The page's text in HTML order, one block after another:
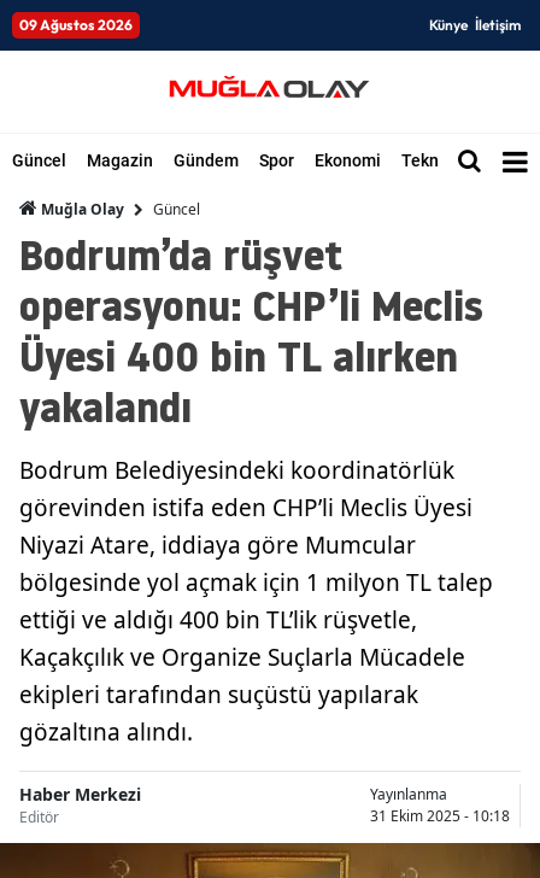
09 Ağustos 2026 Künye İletişim
Güncel Magazin Gündem Spor Ekonomi Teknoloji Dünya
Muğla Olay Güncel
Bodrum’da rüşvet
operasyonu: CHP’li Meclis
Üyesi 400 bin TL alırken
yakalandı
Bodrum Belediyesindeki koordinatörlük
görevinden istifa eden CHP’li Meclis Üyesi
Niyazi Atare, iddiaya göre Mumcular
bölgesinde yol açmak için 1 milyon TL talep
ettiği ve aldığı 400 bin TL’lik rüşvetle,
Kaçakçılık ve Organize Suçlarla Mücadele
ekipleri tarafından suçüstü yapılarak
gözaltına alındı.
Haber Merkezi
Editör
Yayınlanma
31 Ekim 2025 - 10:18